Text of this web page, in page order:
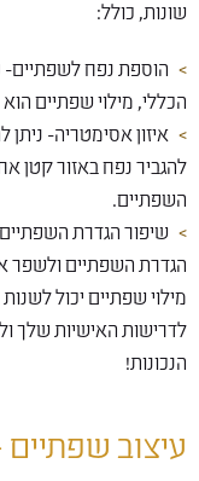
שונות, כולל:
הוספת נפח לשפתיים-
הכללי, מילוי שפתיים
איזון אסימטריה-
להגביר נפח באזור קטן
השפתיים.
שיפור הגדרת
הגדרת השפתיים ולשפר
מילוי שפתיים יכול
לדרישות האישיות שלך
הנכונות!
עיצוב